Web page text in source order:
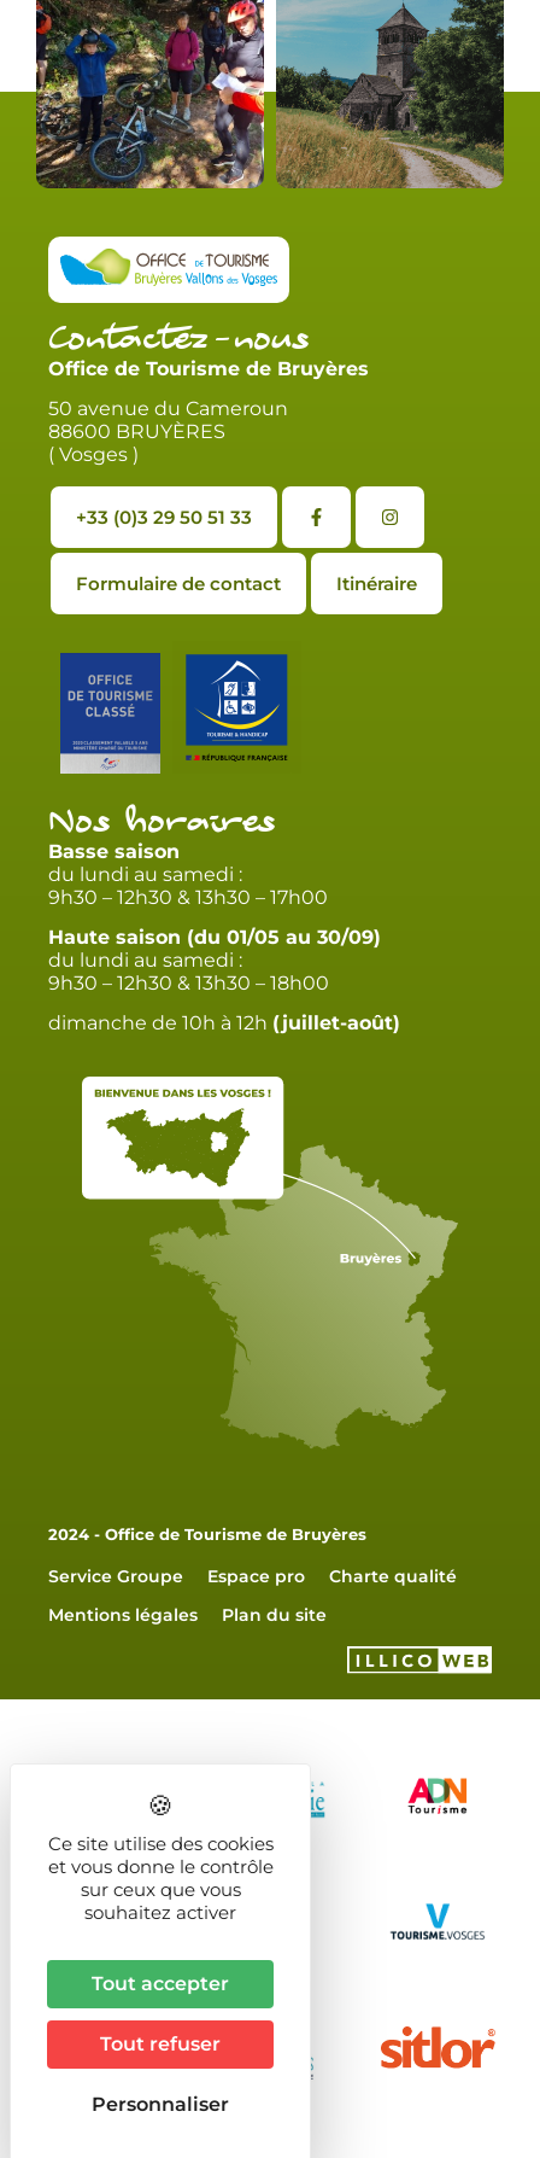
Contactez-nous
Office de Tourisme de Bruyères
50 avenue du Cameroun
88600 BRUYÈRES
( Vosges )
+33 (0)3 29 50 51 33
Formulaire de contact Itinéraire
Nos horaires
Basse saison
du lundi au samedi :
9h30 – 12h30 & 13h30 – 17h00
Haute saison (du 01/05 au 30/09)
du lundi au samedi :
9h30 – 12h30 & 13h30 – 18h00
dimanche de 10h à 12h (juillet-août)
2024 - Office de Tourisme de Bruyères
Service Groupe Espace pro
Charte qualité
Mentions légales
Plan du site
Ce site utilise des cookies
et vous donne le contrôle
sur ceux que vous
souhaitez activer
Tout accepter
Tout refuser
Personnaliser